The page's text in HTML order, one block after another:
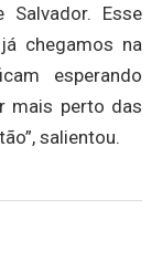
Esse
chegamos na
esperando
mais perto das
salientou.